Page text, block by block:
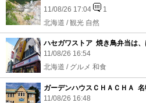
11/08/26 17:04
1
北海道 / 観光 自然
ハセガワストア 焼き鳥弁当は、
11/08/26 16:54
北海道 / グルメ 和食
ガーデンハウスＣＨＡＣＨＡ
11/08/26 16:48